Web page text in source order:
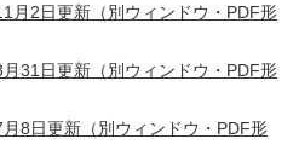
月2日更新（別ウィンドウ・PDF形
31日更新（別ウィンドウ・PDF形
8日更新（別ウィンドウ・PDF形